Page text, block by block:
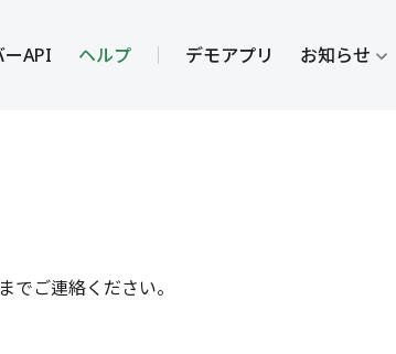
ーAPI ヘルプ デモアプリ お知らせ
でご連絡ください。